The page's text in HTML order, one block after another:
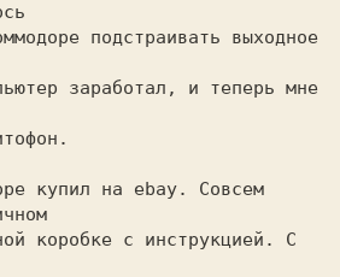
подстраивать выходное
заработал, и теперь мне
купил на ebay. Совсем
коробке с инструкцией. С